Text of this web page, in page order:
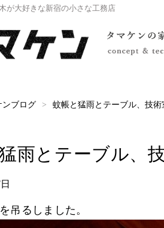
大好きな新宿の小さな工務店
ンブログ 蚊帳と猛雨とテーブル、技術
雨とテーブル、
吊るしました。